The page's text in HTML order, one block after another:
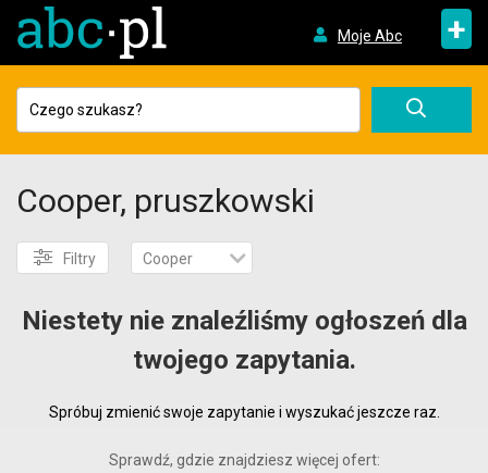
Moje Abc +
Cooper, pruszkowski
Filtry Cooper
Niestety nie znaleźliśmy ogłoszeń dla
twojego zapytania.
Spróbuj zmienić swoje zapytanie i wyszukać jeszcze raz.
Sprawdź, gdzie znajdziesz więcej ofert: